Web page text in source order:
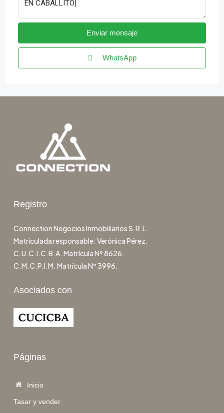
Enviar mensaje
WhatsApp
Registro
Connection Negocios Inmobiliarios S.R.L.
Matriculada responsable: Verónica Pérez.
C.U.C.I.C.B.A. Matrícula Nº 8626.
C.M.C.P.I.M. Matrícula Nº 3996.
Asociados con
Páginas
Inicio
Tasar y vender